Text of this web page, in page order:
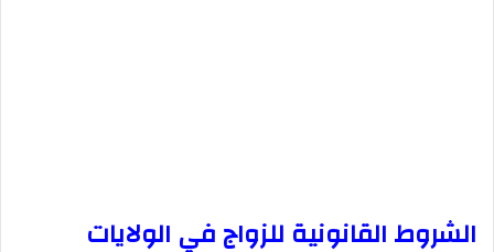
الشروط القانونية للزواج في الولايات